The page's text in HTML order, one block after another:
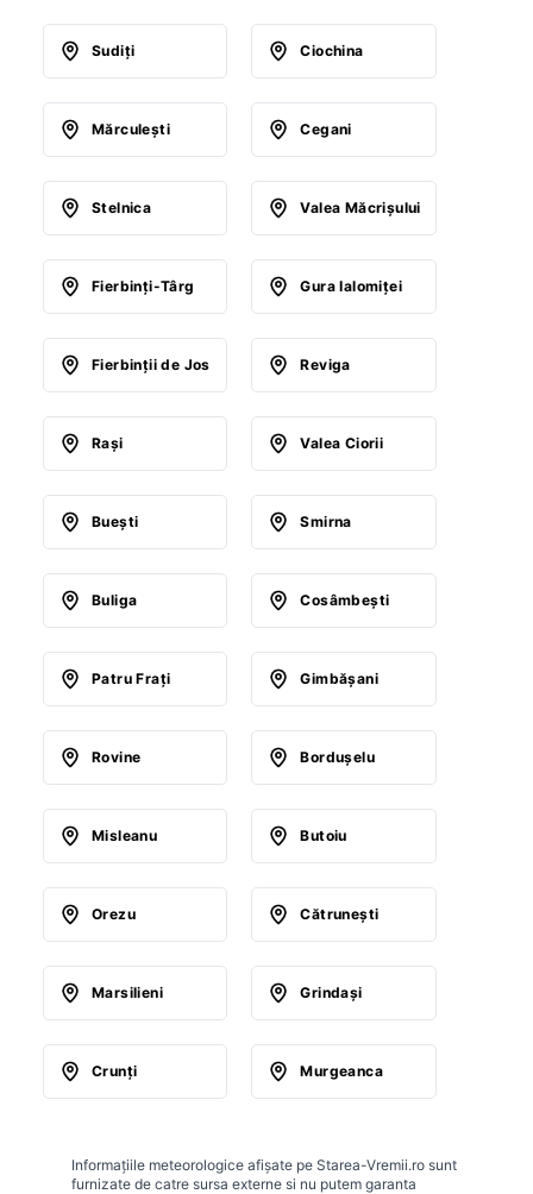
Sudiţi Ciochina
Mărculeşti Cegani
Stelnica Valea Măcrişului
Fierbinţi-Târg Gura Ialomiţei
Fierbinţii de Jos Reviga
Raşi Valea Ciorii
Bueşti Smirna
Buliga Cosâmbeşti
Patru Fraţi Gimbăşani
Rovine Borduşelu
Misleanu Butoiu
Orezu Cătruneşti
Marsilieni Grindaşi
Crunţi Murgeanca
Informațiile meteorologice afișate pe Starea-Vremii.ro sunt
furnizate de catre sursa externe si nu putem garanta